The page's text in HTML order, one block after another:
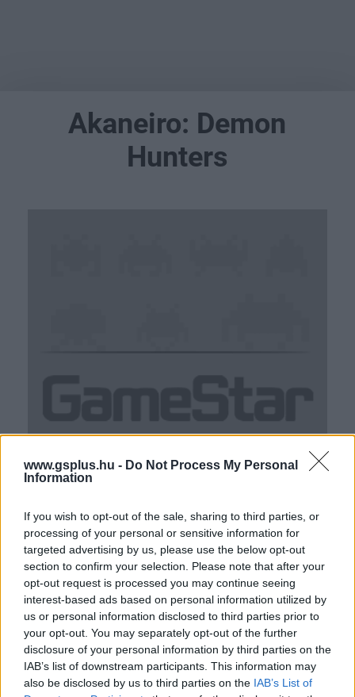
www.gsplus.hu - Do Not Process My Personal
Information
If you wish to opt-out of the sale, sharing to third parties, or
processing of your personal or sensitive information for
targeted advertising by us, please use the below opt-out
section to confirm your selection. Please note that after your
opt-out request is processed you may continue seeing
interest-based ads based on personal information utilized by
us or personal information disclosed to third parties prior to
your opt-out. You may separately opt-out of the further
disclosure of your personal information by third parties on the
IAB’s list of downstream participants. This information may
also be disclosed by us to third parties on the IAB’s List of
Akaneiro: Demon
Hunters
Fejlesztő: Spicy Horse
Kiadó:
Spicy Horse
Platform:PC
Stílus: Akció, Egyéb, Szerepjáték